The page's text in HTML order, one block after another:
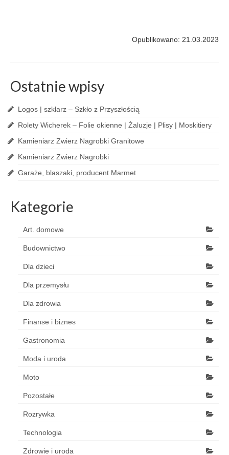
Opublikowano: 21.03.2023
Ostatnie wpisy
Logos | szklarz – Szkło z Przyszłością
Rolety Wicherek – Folie okienne | Żaluzje | Plisy | Moskitiery
Kamieniarz Zwierz Nagrobki Granitowe
Kamieniarz Zwierz Nagrobki
Garaże, blaszaki, producent Marmet
Kategorie
Art. domowe
Budownictwo
Dla dzieci
Dla przemysłu
Dla zdrowia
Finanse i biznes
Gastronomia
Moda i uroda
Moto
Pozostałe
Rozrywka
Technologia
Zdrowie i uroda